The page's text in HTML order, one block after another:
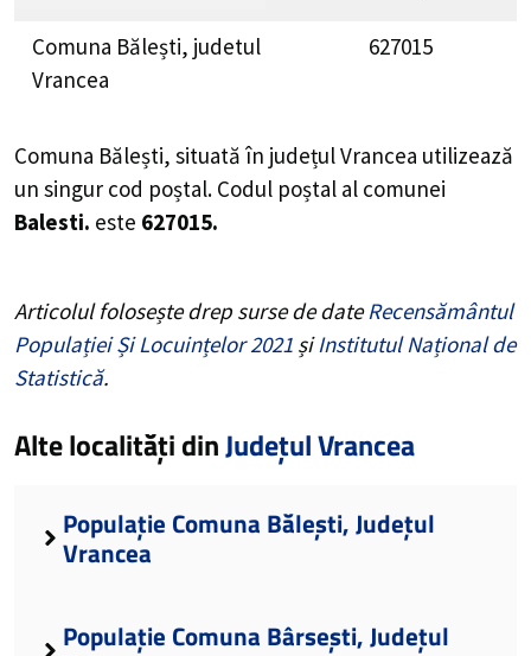
Comuna Bălești, judetul
Vrancea
627015
Comuna Bălești, situată în județul Vrancea utilizează
un singur cod poștal. Codul poștal al comunei
Balesti. este 627015.
Articolul folosește drep surse de dateRecensământul
Populației Și Locuințelor 2021 șiInstitutul Național de
Statistică.
Alte localități dinJudețul Vrancea
Populație Comuna Bălești, Județul
Vrancea
Populație Comuna Bârsești, Județul